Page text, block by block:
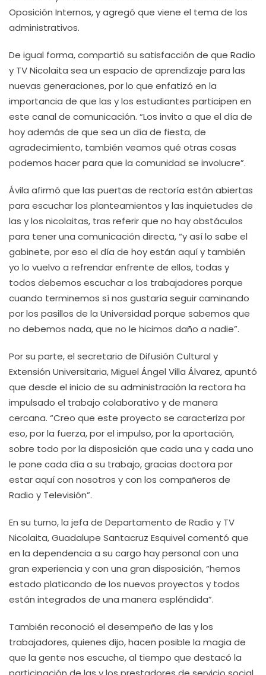
Oposición Internos, y agregó que viene el tema de los
administrativos.
De igual forma, compartió su satisfacción de que Radio
y TV Nicolaita sea un espacio de aprendizaje para las
nuevas generaciones, por lo que enfatizó en la
importancia de que las y los estudiantes participen en
este canal de comunicación. “Los invito a que el día de
hoy además de que sea un día de fiesta, de
agradecimiento, también veamos qué otras cosas
podemos hacer para que la comunidad se involucre”.
Ávila afirmó que las puertas de rectoría están abiertas
para escuchar los planteamientos y las inquietudes de
las y los nicolaitas, tras referir que no hay obstáculos
para tener una comunicación directa, “y así lo sabe el
gabinete, por eso el día de hoy están aquí y también
yo lo vuelvo a refrendar enfrente de ellos, todas y
todos debemos escuchar a los trabajadores porque
cuando terminemos sí nos gustaría seguir caminando
por los pasillos de la Universidad porque sabemos que
no debemos nada, que no le hicimos daño a nadie”.
Por su parte, el secretario de Difusión Cultural y
Extensión Universitaria, Miguel Ángel Villa Álvarez, apuntó
que desde el inicio de su administración la rectora ha
impulsado el trabajo colaborativo y de manera
cercana. “Creo que este proyecto se caracteriza por
eso, por la fuerza, por el impulso, por la aportación,
sobre todo por la disposición que cada una y cada uno
le pone cada día a su trabajo, gracias doctora por
estar aquí con nosotros y con los compañeros de
Radio y Televisión”.
En su turno, la jefa de Departamento de Radio y TV
Nicolaita, Guadalupe Santacruz Esquivel comentó que
en la dependencia a su cargo hay personal con una
gran experiencia y con una gran disposición, “hemos
estado platicando de los nuevos proyectos y todos
están integrados de una manera espléndida”.
También reconoció el desempeño de las y los
trabajadores, quienes dijo, hacen posible la magia de
que la gente nos escuche, al tiempo que destacó la